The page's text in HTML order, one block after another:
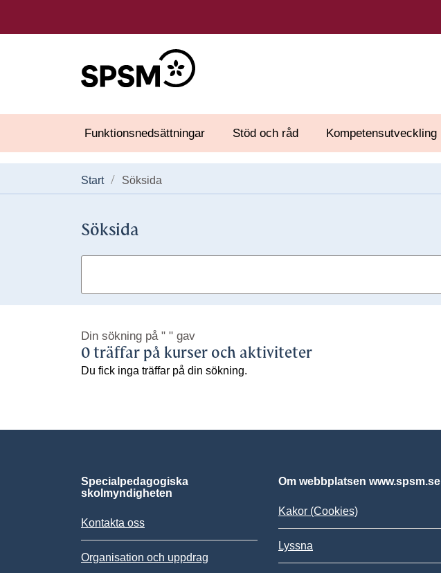
Funktionsnedsättningar Stöd och råd Kompetensutveckling
Start Söksida
Söksida
Din sökning på " " gav
0 träffar på kurser och aktiviteter
Du fick inga träffar på din sökning.
Specialpedagogiska
skolmyndigheten
Kontakta oss
Organisation och uppdrag
Om webbplatsen www.spsm.se
Kakor (Cookies)
Lyssna